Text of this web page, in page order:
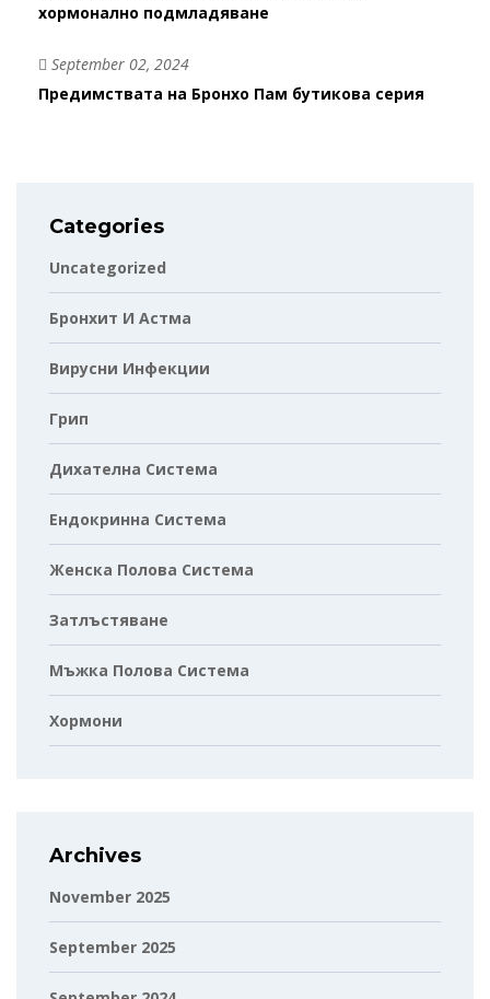
хормонално подмладяване
September 02, 2024
Предимствата на Бронхо Пам бутикова серия
Categories
Uncategorized
Бронхит И Астма
Вирусни Инфекции
Грип
Дихателна Система
Ендокринна Система
Женска Полова Система
Затлъстяване
Мъжка Полова Система
Хормони
Archives
November 2025
September 2025